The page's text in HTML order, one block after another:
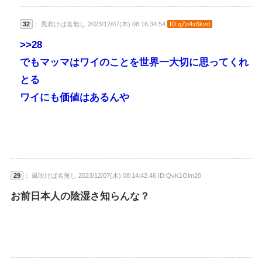
32 ： 風吹けば名無し 2023/12/07(木) 08:16:34.54 ID:qZn4x6kvd
>>28
でもマッマはワイのことを世界一大切に思ってくれ
とる
ワイにも価値はあるんや
29 ： 風吹けば名無し 2023/12/07(木) 08:14:42.46 ID:QvK1Olm20
お前日本人の陰湿さ知らんな？